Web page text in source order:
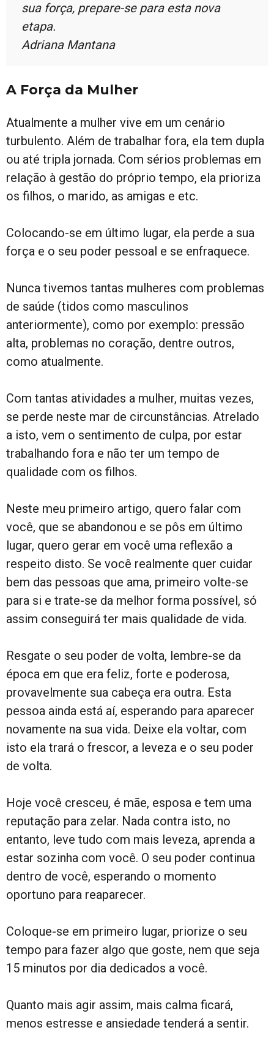
sua força, prepare-se para esta nova
etapa.
Adriana Mantana
A Força da Mulher
Atualmente a mulher vive em um cenário
turbulento. Além de trabalhar fora, ela tem dupla
ou até tripla jornada. Com sérios problemas em
relação à gestão do próprio tempo, ela prioriza
os filhos, o marido, as amigas e etc.
Colocando-se em último lugar, ela perde a sua
força e o seu poder pessoal e se enfraquece.
Nunca tivemos tantas mulheres com problemas
de saúde (tidos como masculinos
anteriormente), como por exemplo: pressão
alta, problemas no coração, dentre outros,
como atualmente.
Com tantas atividades a mulher, muitas vezes,
se perde neste mar de circunstâncias. Atrelado
a isto, vem o sentimento de culpa, por estar
trabalhando fora e não ter um tempo de
qualidade com os filhos.
Neste meu primeiro artigo, quero falar com
você, que se abandonou e se pôs em último
lugar, quero gerar em você uma reflexão a
respeito disto. Se você realmente quer cuidar
bem das pessoas que ama, primeiro volte-se
para si e trate-se da melhor forma possível, só
assim conseguirá ter mais qualidade de vida.
Resgate o seu poder de volta, lembre-se da
época em que era feliz, forte e poderosa,
provavelmente sua cabeça era outra. Esta
pessoa ainda está aí, esperando para aparecer
novamente na sua vida. Deixe ela voltar, com
isto ela trará o frescor, a leveza e o seu poder
de volta.
Hoje você cresceu, é mãe, esposa e tem uma
reputação para zelar. Nada contra isto, no
entanto, leve tudo com mais leveza, aprenda a
estar sozinha com você. O seu poder continua
dentro de você, esperando o momento
oportuno para reaparecer.
Coloque-se em primeiro lugar, priorize o seu
tempo para fazer algo que goste, nem que seja
15 minutos por dia dedicados a você.
Quanto mais agir assim, mais calma ficará,
menos estresse e ansiedade tenderá a sentir.